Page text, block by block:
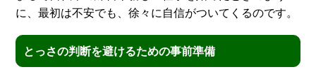
に、最初は不安でも、徐々に自信がついてくるのです。
とっさの判断を避けるための事前準備